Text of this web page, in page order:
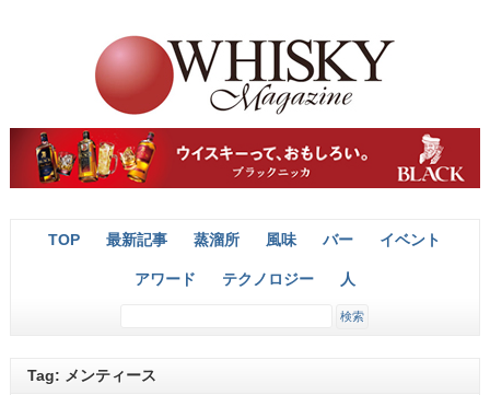
TOP 最新記事 蒸溜所 風味 バー イベント
アワード テクノロジー 人
Tag: メンティース